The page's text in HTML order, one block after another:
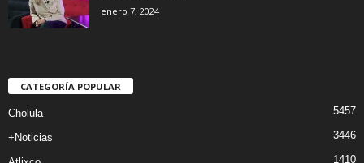
enero 7, 2024
CATEGORÍA POPULAR
Cholula 5457
+Noticias 3446
1410